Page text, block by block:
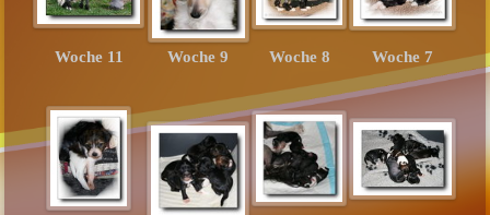
Woche 11 Woche 9 Woche 8 Woche 7